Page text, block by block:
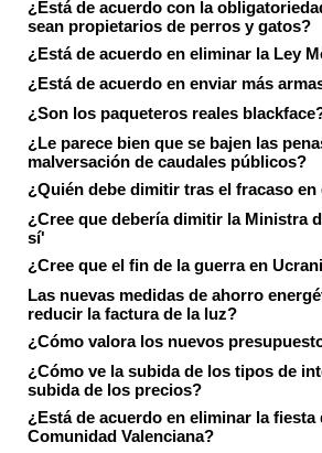
¿Está de acuerdo con la
sean propietarios de perros y gatos?
¿Está de acuerdo en eliminar la Ley
¿Está de acuerdo en enviar más
¿Son los paqueteros reales
¿Le parece bien que se bajen las
malversación de caudales públicos?
¿Quién debe dimitir tras el fracaso
¿Cree que debería dimitir la Ministra
sí'
¿Cree que el fin de la guerra en
Las nuevas medidas de ahorro
reducir la factura de la luz?
¿Cómo valora los nuevos
¿Cómo ve la subida de los tipos de
subida de los precios?
¿Está de acuerdo en eliminar la
Comunidad Valenciana?